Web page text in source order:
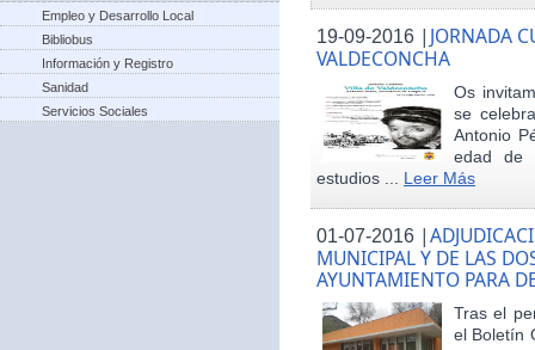
Empleo y Desarrollo Local
Bibliobus
Información y Registro
Sanidad
Servicios Sociales
19-09-2016 | JORNADA
VALDECONCHA
Os
se
Antonio
edad de
estudios ... Leer Más
01-07-2016 |
MUNICIPAL Y DE LAS
AYUNTAMIENTO PARA
Tras el
el Boletín